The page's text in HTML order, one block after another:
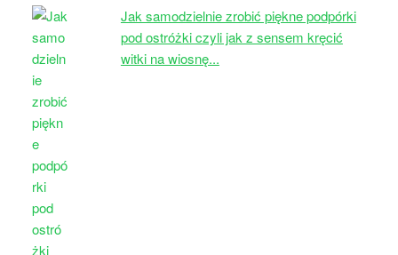
Jak samodzielnie zrobić piękne podpórki
pod ostróżki czyli jak z sensem kręcić
witki na wiosnę...